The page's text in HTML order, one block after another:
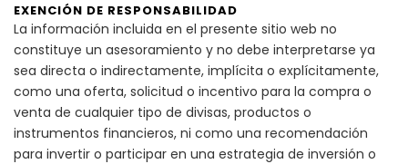
EXENCIÓN DE RESPONSABILIDAD
La información incluida en el presente sitio web no
constituye un asesoramiento y no debe interpretarse ya
sea directa o indirectamente, implícita o explícitamente,
como una oferta, solicitud o incentivo para la compra o
venta de cualquier tipo de divisas, productos o
instrumentos financieros, ni como una recomendación
para invertir o participar en una estrategia de inversión o